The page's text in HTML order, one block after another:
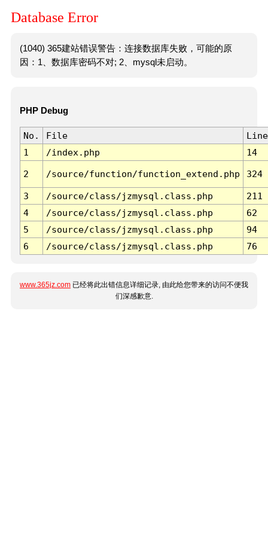
Database Error
(1040) 365建站错误警告：连接数据库失败，可能的原
因：1、数据库密码不对; 2、mysql未启动。
PHP Debug
No. File
Line
1
/index.php 14
2 /source/function/function_extend.php 324
3 /source/class/jzmysql.class.php
211
4
/source/class/jzmysql.class.php
62
5
/source/class/jzmysql.class.php
94
6
/source/class/jzmysql.class.php 76
www.365jz.com 已经将此出错信息详细记录, 由此给您带来的访问不便我
们深感歉意.